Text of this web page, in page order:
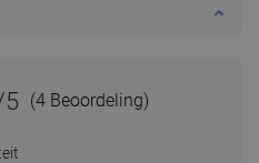
(4 Beoordeling)